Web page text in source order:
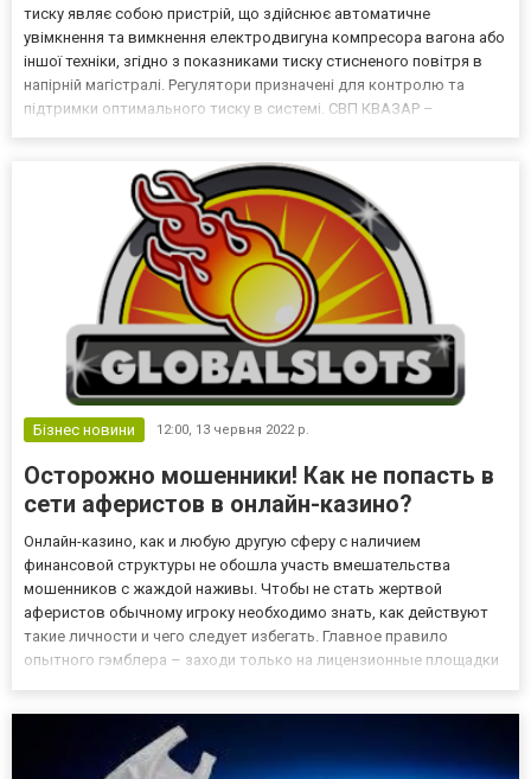
тиску являє собою пристрій, що здійснює автоматичне
увімкнення та вимкнення електродвигуна компресора вагона або
іншої техніки, згідно з показниками тиску стисненого повітря в
напірній магістралі. Регулятори призначені для контролю та
підтримки оптимального тиску в системі. СВП КВАЗАР –
Бізнес новини 12:00, 13 червня 2022 р.
Осторожно мошенники! Как не попасть в
сети аферистов в онлайн-казино?
Онлайн-казино, как и любую другую сферу с наличием
финансовой структуры не обошла участь вмешательства
мошенников с жаждой наживы. Чтобы не стать жертвой
аферистов обычному игроку необходимо знать, как действуют
такие личности и чего следует избегать. Главное правило
опытного гэмблера – заходи только на лицензионные площадки